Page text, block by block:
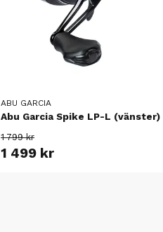
ABU GARCIA
Abu Garcia Spike LP-L (vänster)
1 799 kr
1 499 kr